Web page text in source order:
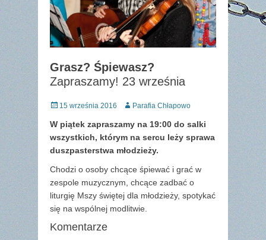
Grasz? Śpiewasz?
Zapraszamy! 23 września
Posted
15 września 2016 Author
Parafia Chłapowo
W piątek zapraszamy na 19:00 do salki
wszystkich, którym na sercu leży sprawa
duszpasterstwa młodzieży.
Chodzi o osoby chcące śpiewać i grać w
zespole muzycznym, chcące zadbać o
liturgię Mszy świętej dla młodzieży, spotykać
się na wspólnej modlitwie.
Komentarze